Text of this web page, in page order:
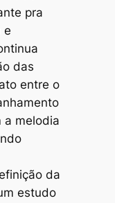
pra
e
das
entre o
melodia
da
estudo